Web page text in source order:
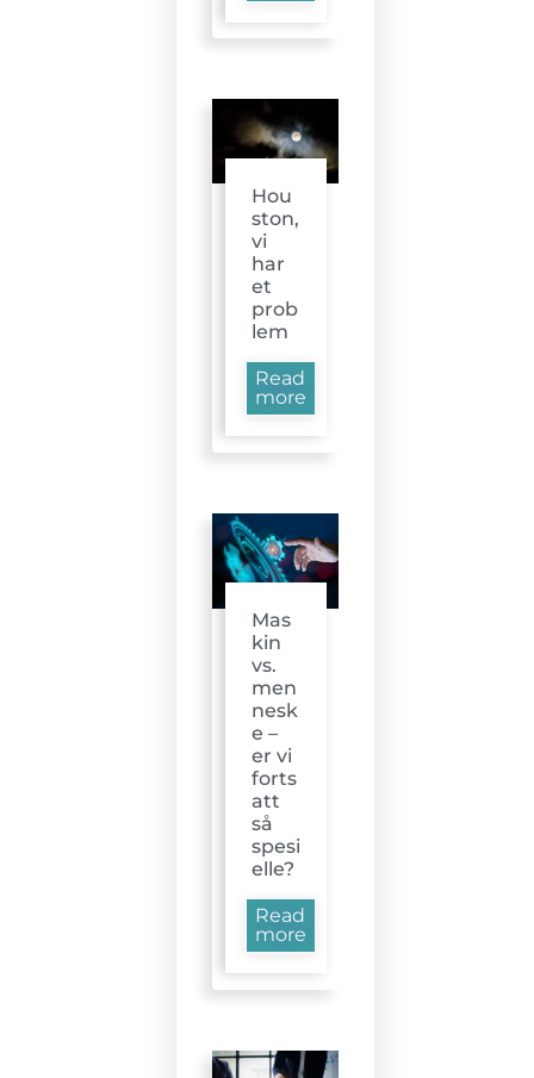
Hou
ston,
vi
har
et
prob
lem
Read
more
Mas
kin
vs.
men
nesk
e –
er vi
forts
att
så
spesi
elle?
Read
more